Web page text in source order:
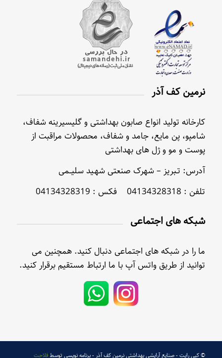
نرمین کف آذر
کارخانه تولید انواع صابون بهداشتی و گلیسیرینه شفاف،
شامپو، پن مایع، جامد و شفاف، محصولات مراقبت از
پوست و مو و ژل های بهداشتی
آدرس: تـبریز – شهرک صنعتی شهـید سلیــمی
تلفن : 04134328318 فکس : 04134328319
شبکه های اجتماعی
ما را در شبکه های اجتماعی دنبال کنید. همچنین می
توانید از طریق واتس آپ با ما ارتباط مستقیم برقرار کنید.
© کپی رایت - صنایع آرایشی بهداشتی نرمین کف آذر - برنامه نویسی توسطفلاحت